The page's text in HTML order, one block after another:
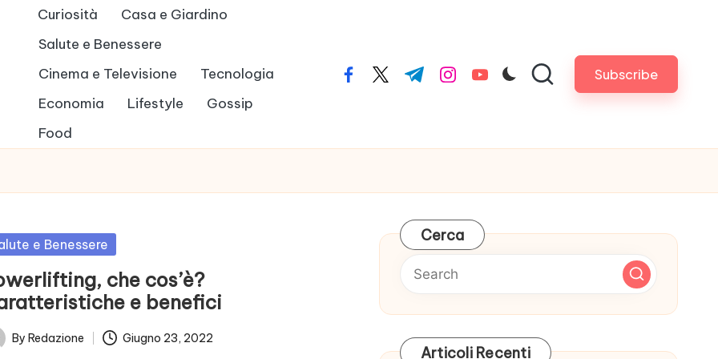
Curiosità
Casa e Giardino
Salute e Benessere
Cinema e Televisione
Tecnologia
Economia
Lifestyle
Gossip
Food
facebook.com
twitter.com
t.me instagram.com
youtube.com Subscribe
e Benessere
che cos’è?
e benefici
By Redazione Giugno 23, 2022
Cerca
Articoli Recenti